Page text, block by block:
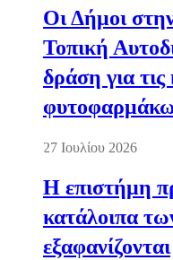
Οι Δήμοι
Τοπική
δράση για τις
27 Ιουλίου 2026
Η επιστήμη
κατάλοιπα
εξαφανίζονται